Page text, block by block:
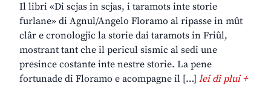
Il libri «Di scjas in scjas, i taramots inte storie
furlane» di Agnul/Angelo Floramo al ripasse in mût
clâr e cronologjic la storie dai taramots in Friûl,
mostrant tant che il pericul sismic al sedi une
presince costante inte nestre storie. La pene
fortunade di Floramo e acompagne il […] lei di plui +